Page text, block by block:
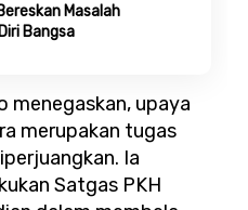
Masalah
Bangsa
menegaskan, upaya
merupakan tugas
Ia
Satgas PKH